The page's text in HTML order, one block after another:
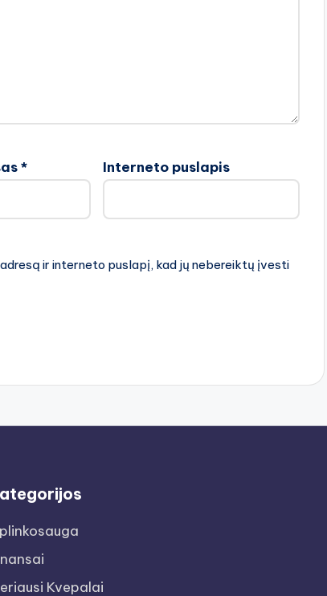
* Interneto puslapis
ir interneto puslapį, kad jų nebereiktų įvesti
Kvepalai